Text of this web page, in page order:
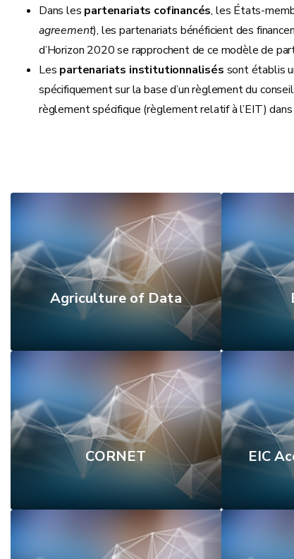
Dans les partenariats cofinancés, les États-
agreement), les partenariats bénéficient des
d’Horizon 2020 se rapprochent de ce modèle de
Les partenariats institutionnalisés sont établis
spécifiquement sur la base d’un règlement du
règlement spécifique (règlement relatif à l’EIT)
Agriculture of Data
CORNET EIC